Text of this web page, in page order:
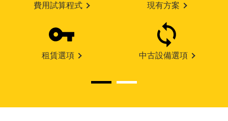
費用試算程式 現有方案
租賃選項 中古設備選項